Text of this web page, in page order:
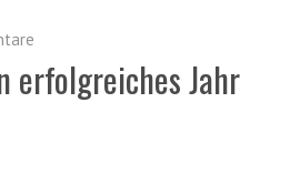
erfolgreiches Jahr